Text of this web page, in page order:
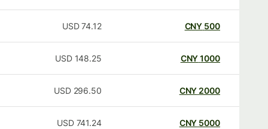
500
CNY
74.12
USD
1000
CNY
148.25
USD
2000
CNY
296.50
USD
5000
CNY
741.24
USD